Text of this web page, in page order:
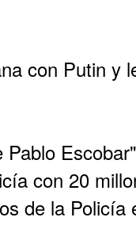
con Putin y
con 20
de la Policía